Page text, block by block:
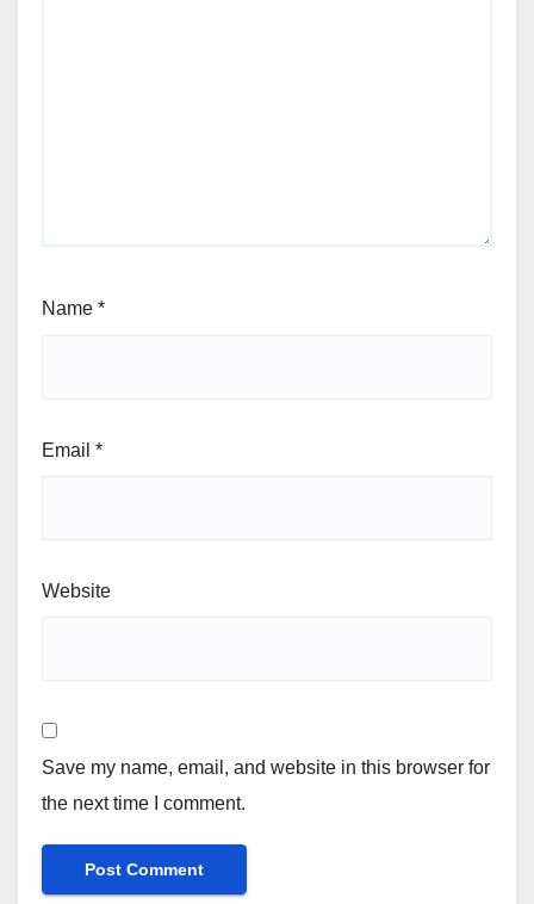
Name *
Email *
Website
Save my name, email, and website in this browser for
the next time I comment.